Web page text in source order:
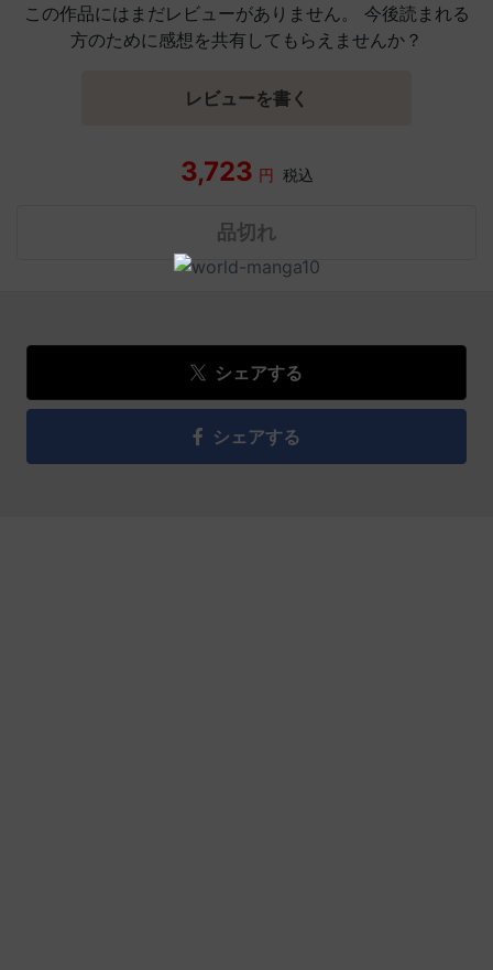
この作品にはまだレビューがありません。 今後読まれる
方のために感想を共有してもらえませんか？
レビューを書く
3,723 円 税込
品切れ
シェアする
シェアする